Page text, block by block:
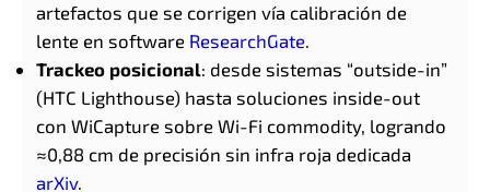
artefactos que se corrigen vía calibración de
lente en software ResearchGate.
Trackeo posicional: desde sistemas “outside-in”
(HTC Lighthouse) hasta soluciones inside-out
con WiCapture sobre Wi-Fi commodity, logrando
≈0,88 cm de precisión sin infra roja dedicada
arXiv.